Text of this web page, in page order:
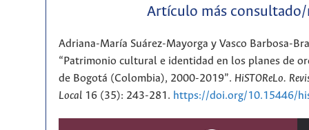
Artículo más consultado/
Adriana-María Suárez-Mayorga y Vasco Barbosa-
“Patrimonio cultural e identidad en los planes de
de Bogotá (Colombia), 2000-2019”. HiSTOReLo.
Local16 (35): 243-281. https://doi.org/10.15446/